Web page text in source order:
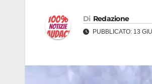
Di Redazione
PUBBLICATO: 13